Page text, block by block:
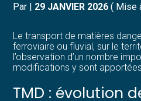
Développer votre entreprise
Construire votre patrimoine
Structurer votre croissance
Dématérialiser vos
Par | 29 JANVIER 2026 ( Mise
Le transport de matières
ferroviaire ou fluvial, sur le
l’observation d’un nombre
modifications y sont
TMD : évolution